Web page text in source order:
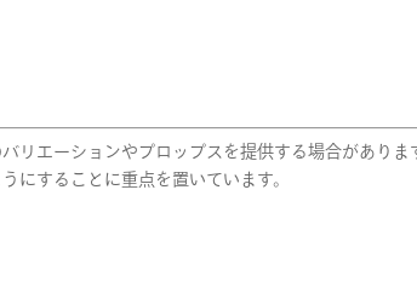
リエーションやプロップスを提供する場合がありま
にすることに重点を置いています。